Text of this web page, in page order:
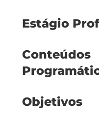
Estágio
Conteúdos
Objetivos